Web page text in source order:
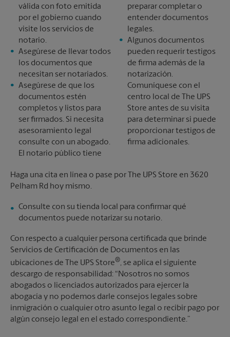
válida con foto emitida
por el gobierno cuando
visite los servicios de
notario.
Asegúrese de llevar todos
los documentos que
necesitan ser notariados.
Asegúrese de que los
documentos estén
completos y listos para
ser firmados. Si necesita
asesoramiento legal
consulte con un abogado.
El notario público tiene
preparar completar o
entender documentos
legales.
Algunos documentos
pueden requerir testigos
de firma además de la
notarización.
Comuníquese con el
centro local de The UPS
Store antes de su visita
para determinar si puede
proporcionar testigos de
firma adicionales.
Haga una cita en línea o pase por The UPS Store en 3620
Pelham Rd hoy mismo.
Consulte con su tienda local para confirmar qué
documentos puede notarizar su notario.
Con respecto a cualquier persona certificada que brinde
Servicios de Certificación de Documentos en las
ubicaciones de The UPS Store®, se aplica el siguiente
descargo de responsabilidad: “Nosotros no somos
abogados o licenciados autorizados para ejercer la
abogacía y no podemos darle consejos legales sobre
inmigración o cualquier otro asunto legal o recibir pago por
algún consejo legal en el estado correspondiente.”